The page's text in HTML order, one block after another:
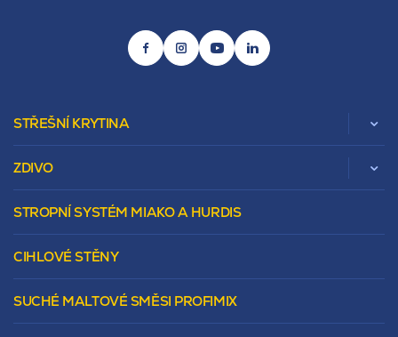
STŘEŠNÍ KRYTINA
Beta
Sedlová
Valbová
Stanová
Mansardová
Pultová
ZDIVO
Murovacie bloky
Tepelnoizolačný prvok
Vencovky
Preklady
Lícové murivo
STROPNÍ SYSTÉM MIAKO A HURDIS
CIHLOVÉ STĚNY
SUCHÉ MALTOVÉ SMĚSI PROFIMIX